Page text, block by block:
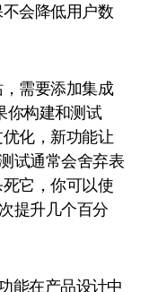
会降低用户数
需要添加集成
你构建和测试
化，新功能让
试通常会舍弃表
它，你可以使
提升几个百分
能在产品设计中